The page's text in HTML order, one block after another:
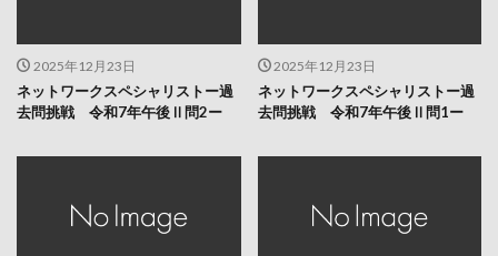
2025年12月23日
ネットワークスペシャリストー過
去問挑戦 令和7年午後Ⅱ問2ー
2025年12月23日
ネットワークスペシャリストー過
去問挑戦 令和7年午後Ⅱ問1ー